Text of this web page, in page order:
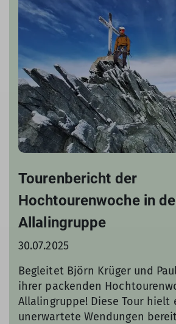
Tourenbericht der
Hochtourenwoche in
Allalingruppe
30.07.2025
​Begleitet Björn Krüger und
ihrer packenden
Allalingruppe! Diese Tour hielt
unerwartete Wendungen